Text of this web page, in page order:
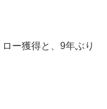
ー獲得と、9年ぶり